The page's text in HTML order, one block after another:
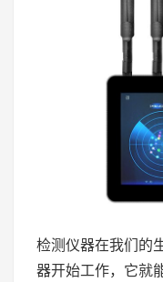
检测仪器在我们的
器开始工作，它就